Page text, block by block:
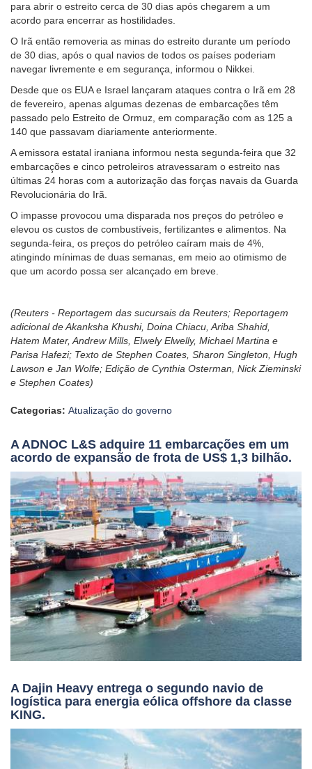
para abrir o estreito cerca de 30 dias após chegarem a um
acordo para encerrar as hostilidades.
O Irã então removeria as minas do estreito durante um período
de 30 dias, após o qual navios de todos os países poderiam
navegar livremente e em segurança, informou o Nikkei.
Desde que os EUA e Israel lançaram ataques contra o Irã em 28
de fevereiro, apenas algumas dezenas de embarcações têm
passado pelo Estreito de Ormuz, em comparação com as 125 a
140 que passavam diariamente anteriormente.
A emissora estatal iraniana informou nesta segunda-feira que 32
embarcações e cinco petroleiros atravessaram o estreito nas
últimas 24 horas com a autorização das forças navais da Guarda
Revolucionária do Irã.
O impasse provocou uma disparada nos preços do petróleo e
elevou os custos de combustíveis, fertilizantes e alimentos. Na
segunda-feira, os preços do petróleo caíram mais de 4%,
atingindo mínimas de duas semanas, em meio ao otimismo de
que um acordo possa ser alcançado em breve.
(Reuters - Reportagem das sucursais da Reuters; Reportagem
adicional de Akanksha Khushi, Doina Chiacu, Ariba Shahid,
Hatem Mater, Andrew Mills, Elwely Elwelly, Michael Martina e
Parisa Hafezi; Texto de Stephen Coates, Sharon Singleton, Hugh
Lawson e Jan Wolfe; Edição de Cynthia Osterman, Nick Zieminski
e Stephen Coates)
Categorias: Atualização do governo
A ADNOC L&S adquire 11 embarcações em um
acordo de expansão de frota de US$ 1,3 bilhão.
A Dajin Heavy entrega o segundo navio de
logística para energia eólica offshore da classe
KING.